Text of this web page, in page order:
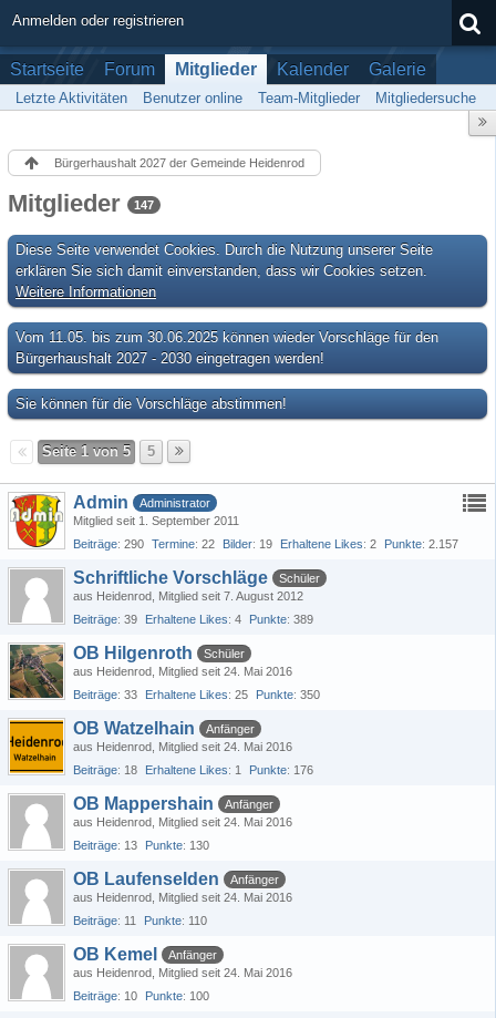
Anmelden oder registrieren
Startseite Forum Mitglieder Kalender Galerie
Letzte Aktivitäten Benutzer online Team-Mitglieder Mitgliedersuche
Bürgerhaushalt 2027 der Gemeinde Heidenrod
Mitglieder 147
Diese Seite verwendet Cookies. Durch die Nutzung unserer Seite
erklären Sie sich damit einverstanden, dass wir Cookies setzen.
Weitere Informationen
Vom 11.05. bis zum 30.06.2025 können wieder Vorschläge für den
Bürgerhaushalt 2027 - 2030 eingetragen werden!
Sie können für die Vorschläge abstimmen!
Seite 1 von 5 5
Admin
Administrator
Mitglied seit 1. September 2011
Beiträge 290 Termine 22 Bilder 19 Erhaltene Likes 2 Punkte 2.157
Schriftliche Vorschläge
Schüler
aus Heidenrod Mitglied seit 7. August 2012
Beiträge 39 Erhaltene Likes 4 Punkte 389
OB Hilgenroth
Schüler
aus Heidenrod Mitglied seit 24. Mai 2016
Beiträge 33 Erhaltene Likes 25 Punkte 350
OB Watzelhain
Anfänger
aus Heidenrod Mitglied seit 24. Mai 2016
Beiträge 18 Erhaltene Likes 1 Punkte 176
OB Mappershain
Anfänger
aus Heidenrod Mitglied seit 24. Mai 2016
Beiträge 13 Punkte 130
OB Laufenselden
Anfänger
aus Heidenrod Mitglied seit 24. Mai 2016
Beiträge 11 Punkte 110
OB Kemel
Anfänger
aus Heidenrod Mitglied seit 24. Mai 2016
Beiträge 10 Punkte 100